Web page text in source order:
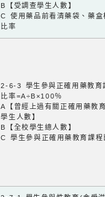
B【受調查學生人數】
C 使用藥品前看清藥袋、藥盒
比率
2-6-3 學生參與正確用藥教育
比率=A÷B×100％
A【曾經上過有關正確用藥教
學生人數】
B【全校學生總人數】
C 學生參與正確用藥教育課程